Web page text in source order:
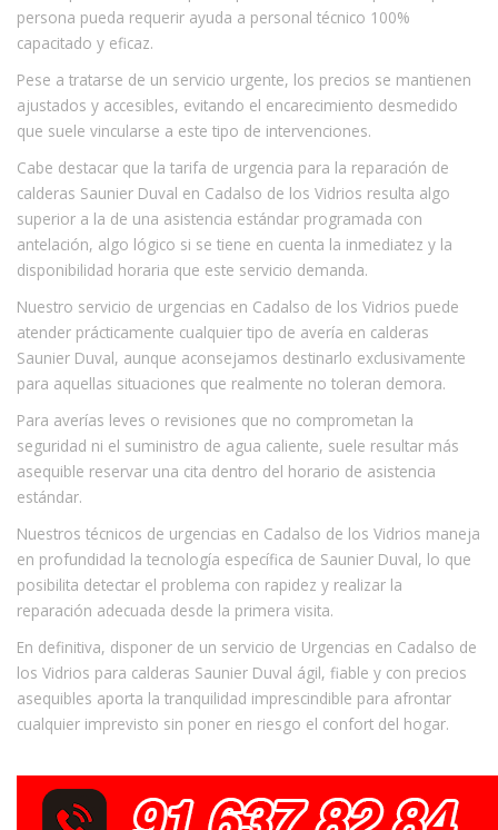
persona pueda requerir ayuda a personal técnico 100%
capacitado y eficaz.
Pese a tratarse de un servicio urgente, los precios se mantienen
ajustados y accesibles, evitando el encarecimiento desmedido
que suele vincularse a este tipo de intervenciones.
Cabe destacar que la tarifa de urgencia para la reparación de
calderas Saunier Duval en Cadalso de los Vidrios resulta algo
superior a la de una asistencia estándar programada con
antelación, algo lógico si se tiene en cuenta la inmediatez y la
disponibilidad horaria que este servicio demanda.
Nuestro servicio de urgencias en Cadalso de los Vidrios puede
atender prácticamente cualquier tipo de avería en calderas
Saunier Duval, aunque aconsejamos destinarlo exclusivamente
para aquellas situaciones que realmente no toleran demora.
Para averías leves o revisiones que no comprometan la
seguridad ni el suministro de agua caliente, suele resultar más
asequible reservar una cita dentro del horario de asistencia
estándar.
Nuestros técnicos de urgencias en Cadalso de los Vidrios maneja
en profundidad la tecnología específica de Saunier Duval, lo que
posibilita detectar el problema con rapidez y realizar la
reparación adecuada desde la primera visita.
En definitiva, disponer de un servicio de Urgencias en Cadalso de
los Vidrios para calderas Saunier Duval ágil, fiable y con precios
asequibles aporta la tranquilidad imprescindible para afrontar
cualquier imprevisto sin poner en riesgo el confort del hogar.